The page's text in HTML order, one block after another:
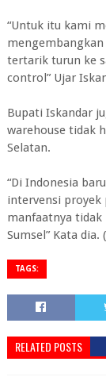
“Untuk itu kami
tertarik turun ke
control” Ujar
Bupati Iskandar
warehouse tidak
Selatan.
“Di Indonesia
intervensi proyek
manfaatnya tidak
Sumsel” Kata dia.
TAGS:
RELATED POSTS